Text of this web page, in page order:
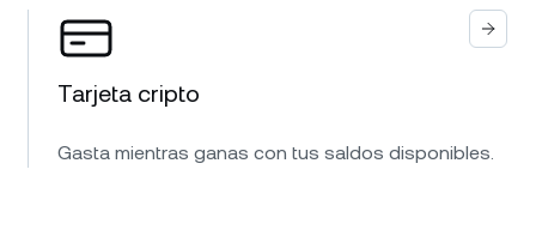
Tarjeta cripto
Gasta mientras ganas con tus saldos disponibles.